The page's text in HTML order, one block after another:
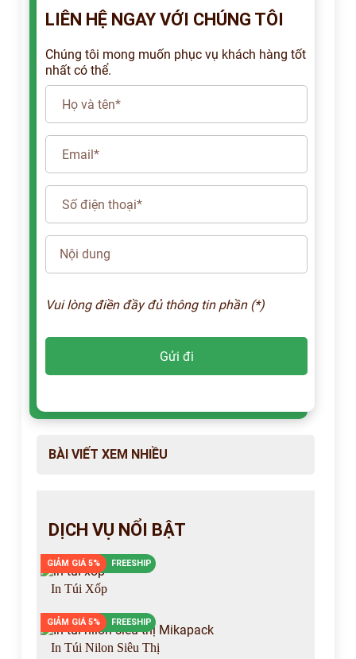
LIÊN HỆ NGAY VỚI CHÚNG TÔI
Chúng tôi mong muốn phục vụ khách hàng tốt
nhất có thể.
Vui lòng điền đầy đủ thông tin phần (*)
BÀI VIẾT XEM NHIỀU
DỊCH VỤ NỔI BẬT
GIẢM GIÁ 5% FREESHIP
In Túi Xốp
GIẢM GIÁ 5% FREESHIP
In Túi Nilon Siêu Thị